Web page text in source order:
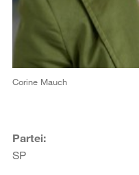
Corine Mauch
Partei:
SP